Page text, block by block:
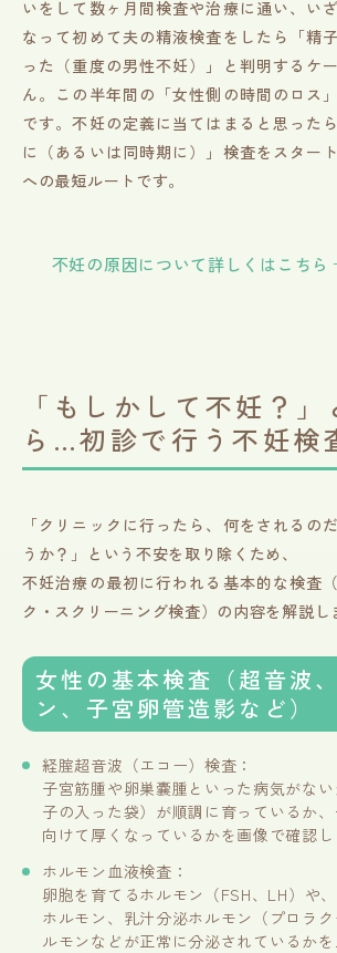
いをして数ヶ月間検査や治療に通い、い
なって初めて夫の精液検査をしたら「精
った（重度の男性不妊）」と判明するケ
ん。この半年間の「女性側の時間のロス
です。不妊の定義に当てはまると思った
に（あるいは同時期に）」検査をスター
への最短ルートです。
不妊の原因について詳しくはこちら
「もしかして不妊？」
ら…初診で行う不妊検
「クリニックに行ったら、何をされるの
うか？」という不安を取り除くため、
不妊治療の最初に行われる基本的な検査
ク・スクリーニング検査）の内容を解説し
女性の基本検査（超音波
ン、子宮卵管造影など）
経腟超音波（エコー）検査：
子宮筋腫や卵巣嚢腫といった病気がな
子の入った袋）が順調に育っているか
向けて厚くなっているかを画像で確認し
ホルモン血液検査：
卵胞を育てるホルモン（FSH、LH）や
ホルモン、乳汁分泌ホルモン（プロラ
ルモンなどが正常に分泌されているかを